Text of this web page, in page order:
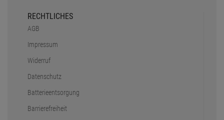
RECHTLICHES
AGB
Impressum
Widerruf
Datenschutz
Batterieentsorgung
Barrierefreiheit